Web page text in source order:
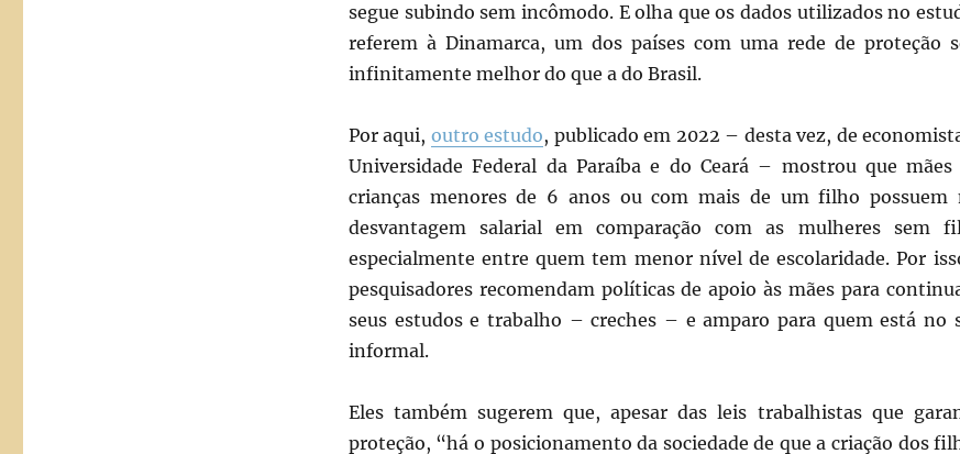
segue subindo sem incômodo. E olha que os dados utilizados no
referem à Dinamarca, um dos países com uma rede de proteção
infinitamente melhor do que a do Brasil.
Por aqui, outro estudo, publicado em 2022 – desta vez, de
Universidade Federal da Paraíba e do Ceará – mostrou que mães
crianças menores de 6 anos ou com mais de um filho possuem
desvantagem salarial em comparação com as mulheres sem
especialmente entre quem tem menor nível de escolaridade. Por
pesquisadores recomendam políticas de apoio às mães para
seus estudos e trabalho – creches – e amparo para quem está no
informal.
Eles também sugerem que, apesar das leis trabalhistas que
proteção, “há o posicionamento da sociedade de que a criação dos